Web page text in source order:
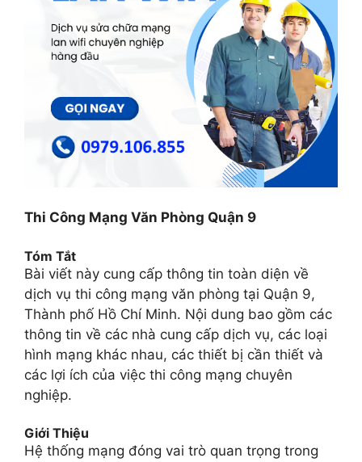
Thi Công Mạng Văn Phòng Quận 9
Tóm Tắt
Bài viết này cung cấp thông tin toàn diện về
dịch vụ thi công mạng văn phòng tại Quận 9,
Thành phố Hồ Chí Minh. Nội dung bao gồm các
thông tin về các nhà cung cấp dịch vụ, các loại
hình mạng khác nhau, các thiết bị cần thiết và
các lợi ích của việc thi công mạng chuyên
nghiệp.
Giới Thiệu
Hệ thống mạng đóng vai trò quan trọng trong